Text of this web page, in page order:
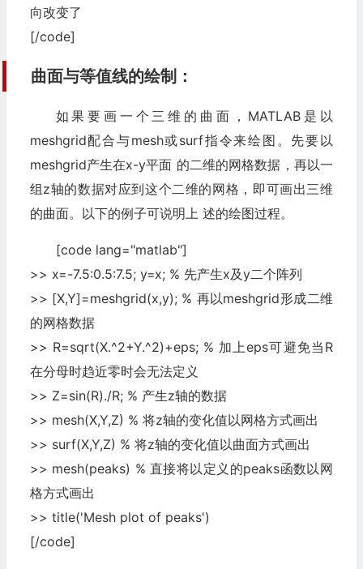
向改变了
[/code]
曲面与等值线的绘制：
如果要画一个三维的曲面，MATLAB是以
meshgrid配合与mesh或surf指令来绘图。先要以
meshgrid产生在x-y平面 的二维的网格数据，再以一
组z轴的数据对应到这个二维的网格，即可画出三维
的曲面。以下的例子可说明上 述的绘图过程。
[code lang="matlab"]
>> x=-7.5:0.5:7.5; y=x; % 先产生x及y二个阵列
>> [X,Y]=meshgrid(x,y); % 再以meshgrid形成二维
的网格数据
>> R=sqrt(X.^2+Y.^2)+eps; % 加上eps可避免当R
在分母时趋近零时会无法定义
>> Z=sin(R)./R; % 产生z轴的数据
>> mesh(X,Y,Z) % 将z轴的变化值以网格方式画出
>> surf(X,Y,Z) % 将z轴的变化值以曲面方式画出
>> mesh(peaks) % 直接将以定义的peaks函数以网
格方式画出
>> title('Mesh plot of peaks')
[/code]